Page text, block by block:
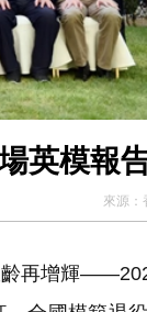
英模報
來源：
齡再增輝